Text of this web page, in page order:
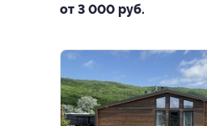
от 3 000 руб.